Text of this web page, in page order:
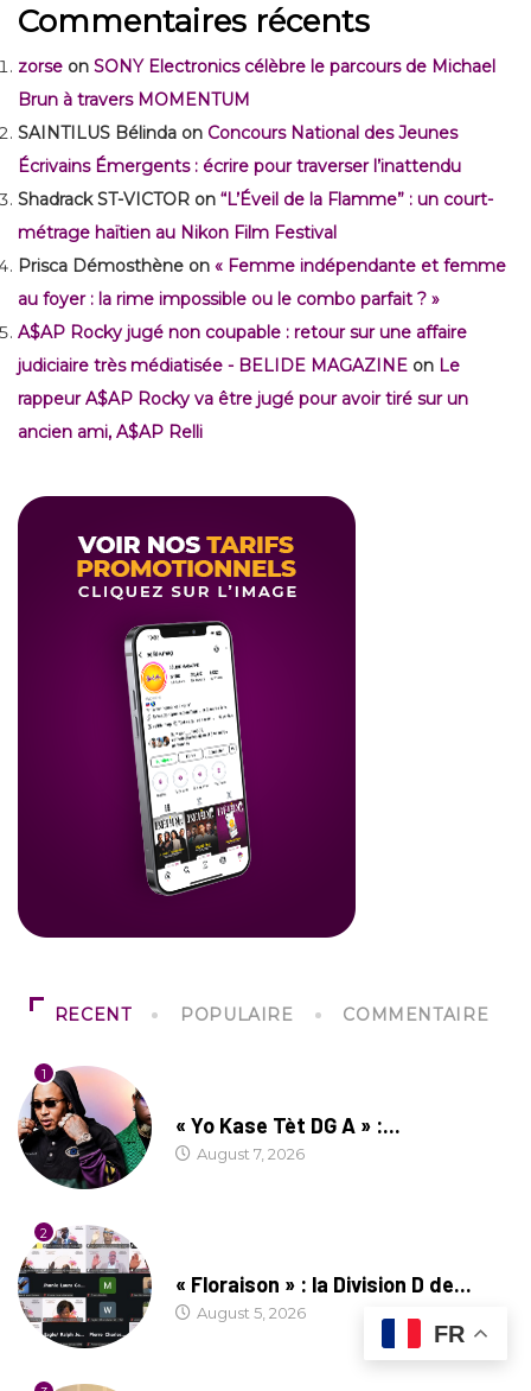
Commentaires récents
zorse on SONY Electronics célèbre le parcours de Michael
Brun à travers MOMENTUM
SAINTILUS Bélinda on Concours National des Jeunes
Écrivains Émergents : écrire pour traverser l’inattendu
Shadrack ST-VICTOR on “L’Éveil de la Flamme” : un court-
métrage haïtien au Nikon Film Festival
Prisca Démosthène on « Femme indépendante et femme
au foyer : la rime impossible ou le combo parfait ? »
A$AP Rocky jugé non coupable : retour sur une affaire
judiciaire très médiatisée - BELIDE MAGAZINE on Le
rappeur A$AP Rocky va être jugé pour avoir tiré sur un
ancien ami, A$AP Relli
RECENT POPULAIRE COMMENTAIRE
1
« Yo Kase Tèt DG A » :...
August 7, 2026
2
« Floraison » : la Division D de...
August 5, 2026
FR